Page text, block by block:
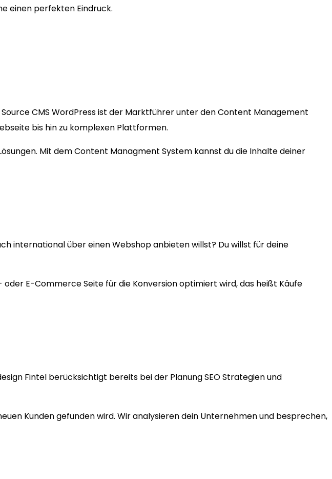
einen perfekten Eindruck.
CMS WordPress ist der Marktführer unter den Content Management
bis hin zu komplexen Plattformen.
Mit dem Content Managment System kannst du die Inhalte deiner
international über einen Webshop anbieten willst? Du willst für deine
E-Commerce Seite für die Konversion optimiert wird, das heißt Käufe
Fintel berücksichtigt bereits bei der Planung SEO Strategien und
Kunden gefunden wird. Wir analysieren dein Unternehmen und besprechen,